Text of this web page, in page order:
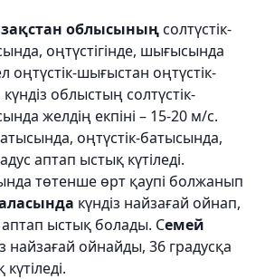
облысыныңсолтүстік-
оңтүстігінде, шығысында
оңтүстік-шығыстан оңтүстік-
облыстың солтүстік-
желдің екпіні – 15-20 м/с.
оңтүстік-батысында,
аптап ыстық күтіледі.
төтенше өрт қаупі болжанып
күндіз найзағай ойнап,
аптап ыстық болады. Семей
найзағай ойнайды, 36 градусқа